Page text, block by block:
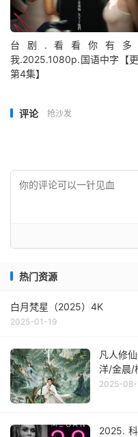
台剧.看看你有多
我.2025.1080p.国语中字【
第4集】
评论 抢沙发
热门资源
白月梵星（2025）4K
2025-01-19
凡人修
洋/金晨/
2025-08-
2025.